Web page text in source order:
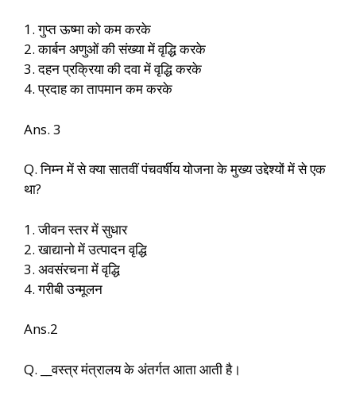
1. गुप्त ऊष्मा को कम करके
2. कार्बन अणुओं की संख्या में वृद्धि करके
3. दहन प्रक्रिया की दवा में वृद्धि करके
4. प्रदाह का तापमान कम करके
Ans. 3
Q. निम्न में से क्या सातवीं पंचवर्षीय योजना के मुख्य उद्देश्यों में से एक
था?
1. जीवन स्तर में सुधार
2. खाद्यानो में उत्पादन वृद्धि
3. अवसंरचना में वृद्धि
4. गरीबी उन्मूलन
Ans.2
Q. __वस्त्र मंत्रालय के अंतर्गत आता आती है।